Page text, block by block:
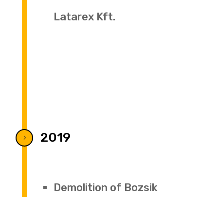
Latarex Kft.
5 2019
Demolition of Bozsik